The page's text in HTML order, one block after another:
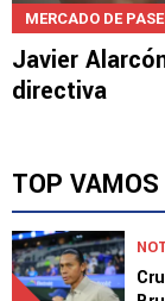
MERCADO DE
Javier
directiva
TOP